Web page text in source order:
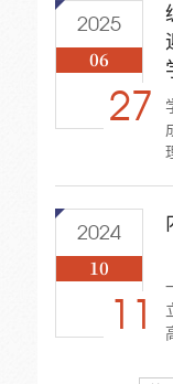
2025
06
27
2024
10
11